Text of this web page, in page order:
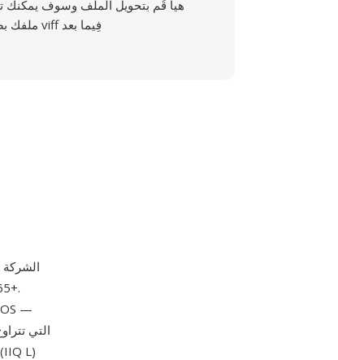
هيا قُم بتحويل الملف وسوف يمكنك
ملفك بصيغة viff فِيما بعد